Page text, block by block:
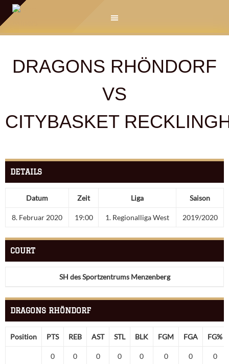
Springe
zum
DRAGONS RHÖNDORF
VS
CITYBASKET
DETAILS
Datum Zeit Liga Saison
8. Februar 2020 19:00 1. Regionalliga West 2019/2020
COURT
SH des Sportzentrums Menzenberg
DRAGONS RHÖNDORF
Position PTS REB AST STL BLK FGM FGA FG%
0 0 0 0 0 0 0 0